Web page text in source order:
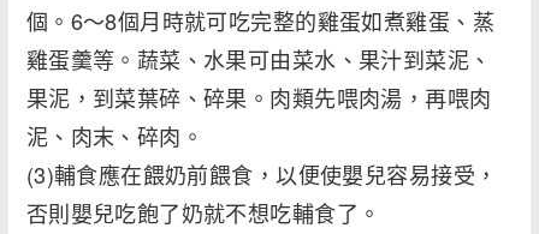
個。6～8個月時就可吃完整的雞蛋如煮雞蛋、蒸
雞蛋羹等。蔬菜、水果可由菜水、果汁到菜泥、
果泥，到菜葉碎、碎果。肉類先喂肉湯，再喂肉
泥、肉末、碎肉。
(3)輔食應在餵奶前餵食，以便使嬰兒容易接受，
否則嬰兒吃飽了奶就不想吃輔食了。